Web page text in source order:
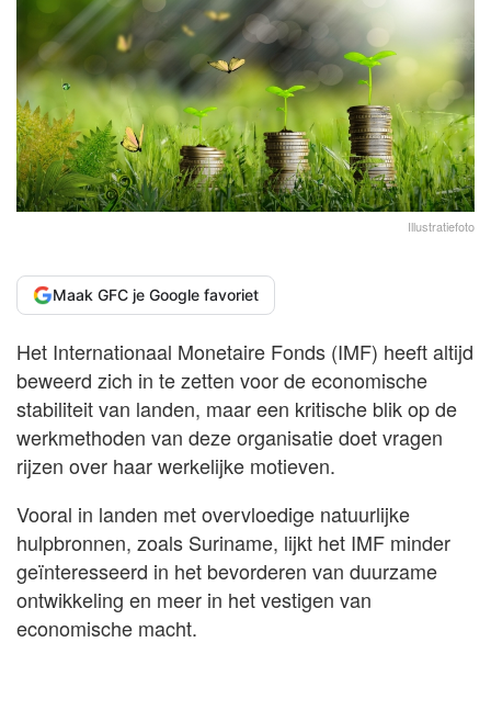
Illustratiefoto
Maak GFC je Google favoriet
Het Internationaal Monetaire Fonds (IMF) heeft altijd
beweerd zich in te zetten voor de economische
stabiliteit van landen, maar een kritische blik op de
werkmethoden van deze organisatie doet vragen
rijzen over haar werkelijke motieven.
Vooral in landen met overvloedige natuurlijke
hulpbronnen, zoals Suriname, lijkt het IMF minder
geïnteresseerd in het bevorderen van duurzame
ontwikkeling en meer in het vestigen van
economische macht.